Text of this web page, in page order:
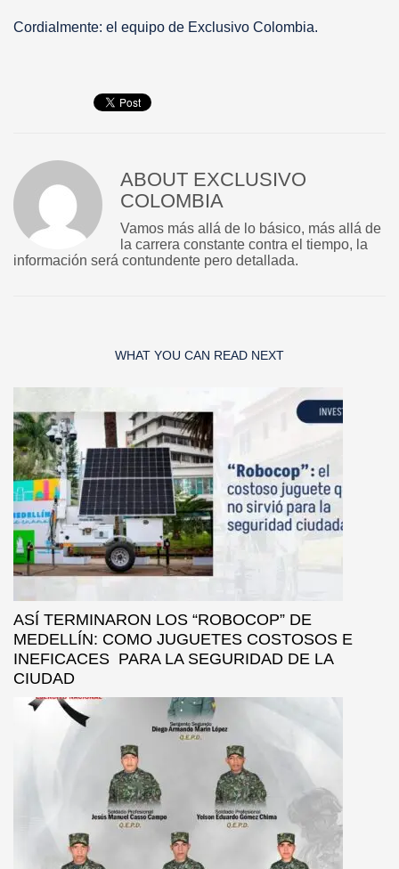
Cordialmente: el equipo de Exclusivo Colombia.
ABOUT EXCLUSIVO
COLOMBIA
Vamos más allá de lo básico, más allá de
la carrera constante contra el tiempo, la
información será contundente pero detallada.
WHAT YOU CAN READ NEXT
ASÍ TERMINARON LOS “ROBOCOP” DE
MEDELLÍN: COMO JUGUETES COSTOSOS E
INEFICACES PARA LA SEGURIDAD DE LA
CIUDAD